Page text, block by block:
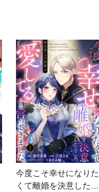
今度こそ幸せになりた
くて離婚を決意したと